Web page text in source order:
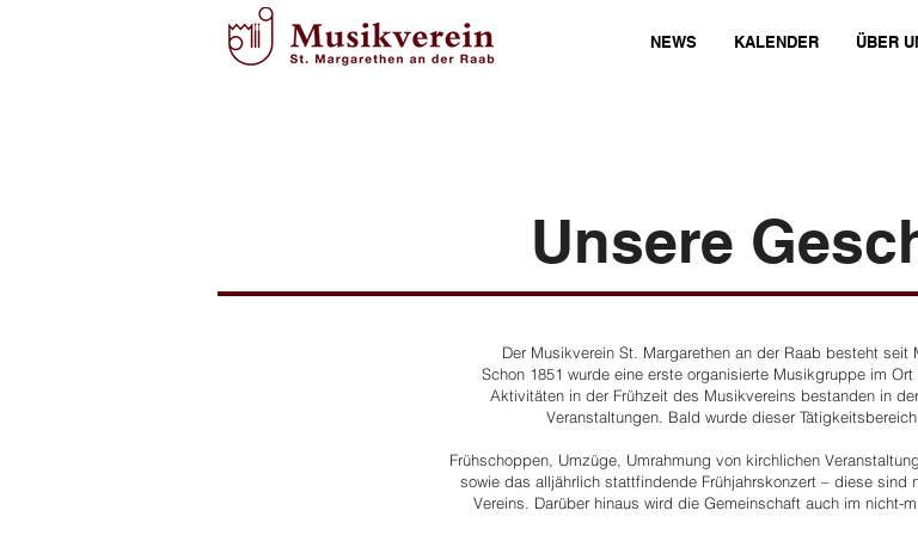
NEWS KALENDER ÜBER
Unsere
Der Musikverein St. Margarethen an der Raab besteht seit
Schon 1851 wurde eine erste organisierte Musikgruppe im
Aktivitäten in der Frühzeit des Musikvereins bestanden in
Veranstaltungen. Bald wurde dieser
Frühschoppen, Umzüge, Umrahmung von kirchlichen
sowie das alljährlich stattfindende Frühjahrskonzert – diese sind
Vereins. Darüber hinaus wird die Gemeinschaft auch im nicht-